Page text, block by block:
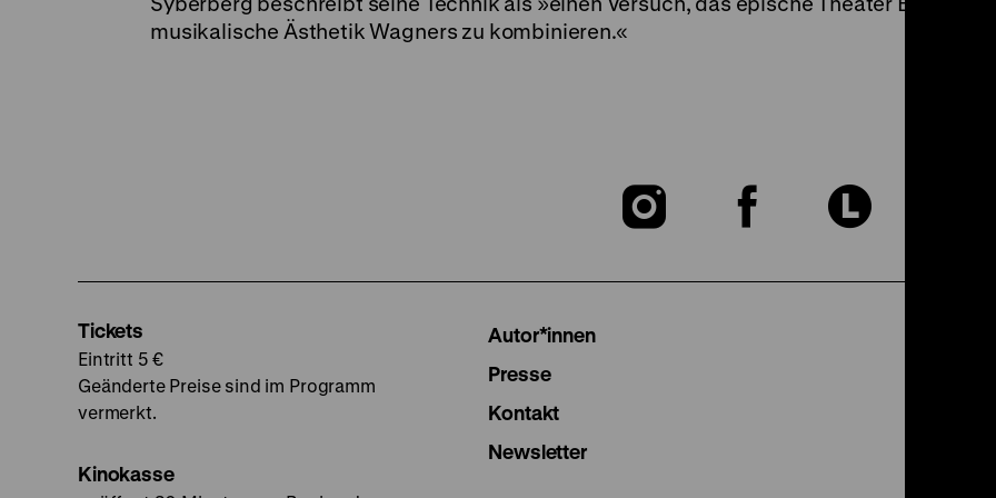
musikalische Ästhetik Wagners zu kombinieren.«
Zu
Zu
Zu
Tickets
Eintritt 5 €
Geänderte Preise sind im Programm
vermerkt.
Kinokasse
Autor*innen
Presse
Kontakt
Newsletter